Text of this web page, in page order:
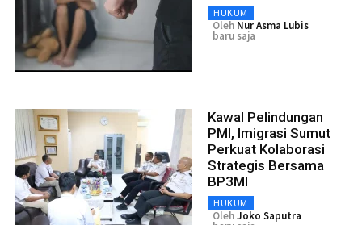
HUKUM
Oleh Nur Asma Lubis
baru saja
Kawal Pelindungan
PMI, Imigrasi Sumut
Perkuat Kolaborasi
Strategis Bersama
BP3MI
HUKUM
OlehJoko Saputra